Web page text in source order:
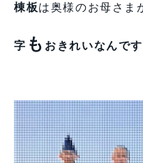
棟板は奥様のお母さま
字 も おきれいなんで